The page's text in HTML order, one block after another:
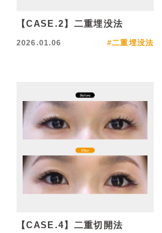
【CASE.2】二重埋没法
2026.01.06 #二重埋没法
【CASE.4】二重切開法